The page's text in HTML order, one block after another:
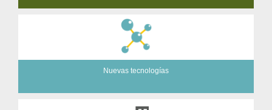
Nuevas tecnologías